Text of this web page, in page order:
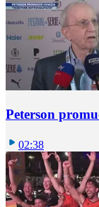
Peterson
02:38